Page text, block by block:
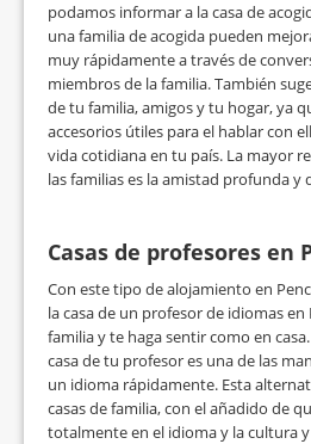
podamos informar a la casa de
una familia de acogida pueden
muy rápidamente a través de
miembros de la familia. También
de tu familia, amigos y tu hogar, ya
accesorios útiles para el hablar con
vida cotidiana en tu país. La mayor
las familias es la amistad profunda y
Casas de profesores en
Con este tipo de alojamiento en
la casa de un profesor de idiomas
familia y te haga sentir como en
casa de tu profesor es una de las
un idioma rápidamente. Esta
casas de familia, con el añadido de
totalmente en el idioma y la cultura